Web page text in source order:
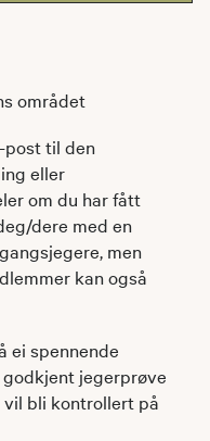
området
post til den
eller
om du har fått
dere med en
men
kan også
ei spennende
jegerprøve
bli kontrollert på